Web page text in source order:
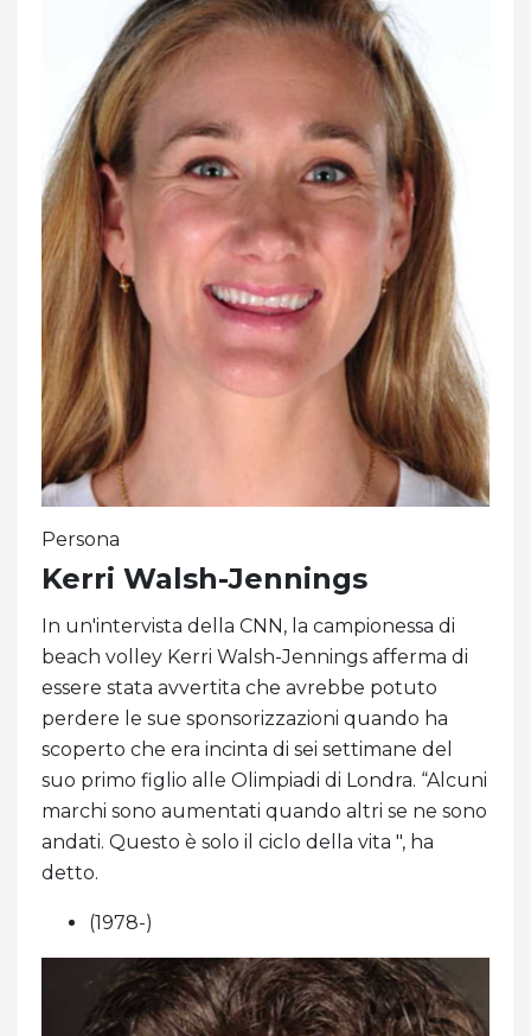
Persona
Kerri Walsh-Jennings
In un'intervista della CNN, la campionessa di
beach volley Kerri Walsh-Jennings afferma di
essere stata avvertita che avrebbe potuto
perdere le sue sponsorizzazioni quando ha
scoperto che era incinta di sei settimane del
suo primo figlio alle Olimpiadi di Londra. “Alcuni
marchi sono aumentati quando altri se ne sono
andati. Questo è solo il ciclo della vita ", ha
detto.
(1978-)